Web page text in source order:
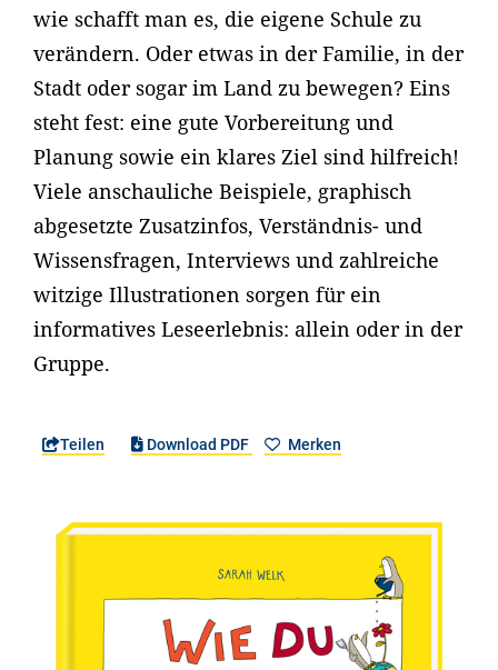
wie schafft man es, die eigene Schule zu
verändern. Oder etwas in der Familie, in der
Stadt oder sogar im Land zu bewegen? Eins
steht fest: eine gute Vorbereitung und
Planung sowie ein klares Ziel sind hilfreich!
Viele anschauliche Beispiele, graphisch
abgesetzte Zusatzinfos, Verständnis- und
Wissensfragen, Interviews und zahlreiche
witzige Illustrationen sorgen für ein
informatives Leseerlebnis: allein oder in der
Gruppe.
Teilen Download PDF Merken